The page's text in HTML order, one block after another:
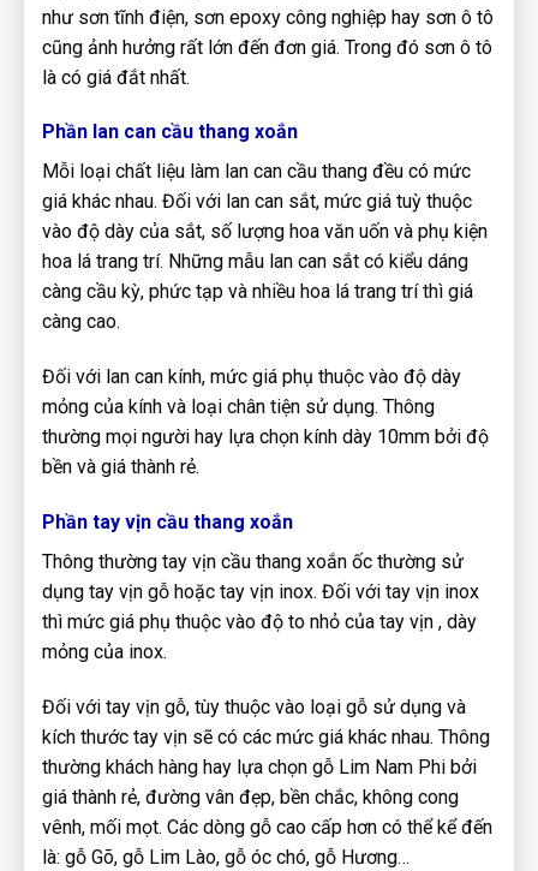
như sơn tĩnh điện, sơn epoxy công nghiệp hay sơn ô tô
cũng ảnh hưởng rất lớn đến đơn giá. Trong đó sơn ô tô
là có giá đắt nhất.
Phần lan can cầu thang xoắn
Mỗi loại chất liệu làm lan can cầu thang đều có mức
giá khác nhau. Đối với lan can sắt, mức giá tuỳ thuộc
vào độ dày của sắt, số lượng hoa văn uốn và phụ kiện
hoa lá trang trí. Những mẫu lan can sắt có kiểu dáng
càng cầu kỳ, phức tạp và nhiều hoa lá trang trí thì giá
càng cao.
Đối với lan can kính, mức giá phụ thuộc vào độ dày
mỏng của kính và loại chân tiện sử dụng. Thông
thường mọi người hay lựa chọn kính dày 10mm bởi độ
bền và giá thành rẻ.
Phần tay vịn cầu thang xoắn
Thông thường tay vịn cầu thang xoắn ốc thường sử
dụng tay vịn gỗ hoặc tay vịn inox. Đối với tay vịn inox
thì mức giá phụ thuộc vào độ to nhỏ của tay vịn , dày
mỏng của inox.
Đối với tay vịn gỗ, tùy thuộc vào loại gỗ sử dụng và
kích thước tay vịn sẽ có các mức giá khác nhau. Thông
thường khách hàng hay lựa chọn gỗ Lim Nam Phi bởi
giá thành rẻ, đường vân đẹp, bền chắc, không cong
vênh, mối mọt. Các dòng gỗ cao cấp hơn có thể kể đến
là: gỗ Gõ, gỗ Lim Lào, gỗ óc chó, gỗ Hương…